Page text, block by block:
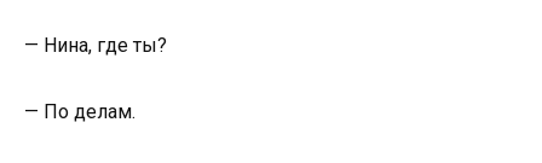
— Нина, где ты?
— По делам.